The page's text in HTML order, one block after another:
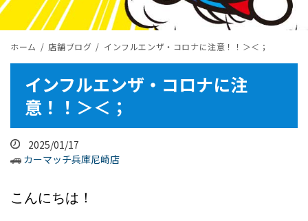
ホーム 店舗ブログ インフルエンザ・コロナに注意！！＞＜；
インフルエンザ・コロナに注
意！！＞＜；
2025/01/17
カーマッチ兵庫尼崎店
こんにちは！